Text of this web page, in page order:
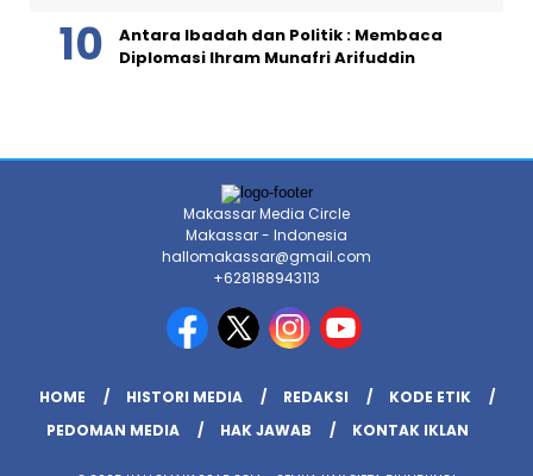
Antara Ibadah dan Politik : Membaca
Diplomasi Ihram Munafri Arifuddin
Makassar Media Circle
Makassar - Indonesia
hallomakassar@gmail.com
+628188943113
HOME HISTORI MEDIA REDAKSI
KODE ETIK
PEDOMAN MEDIA
HAK JAWAB KONTAK IKLAN